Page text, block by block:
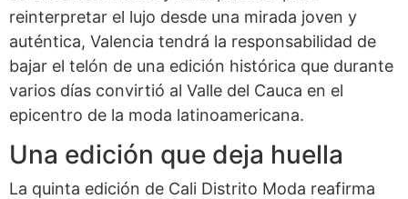
reinterpretar el lujo desde una mirada joven y
auténtica, Valencia tendrá la responsabilidad de
bajar el telón de una edición histórica que durante
varios días convirtió al Valle del Cauca en el
epicentro de la moda latinoamericana.
Una edición que deja huella
La quinta edición de Cali Distrito Moda reafirma